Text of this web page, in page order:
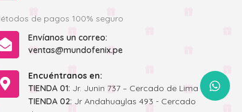
de pagos 100% seguro
Envíanos un correo:
ventas@mundofenix.pe
Encuéntranos en:
TIENDA 01: Jr. Junin 737 – Cercado de Lima
TIENDA 02: Jr Andahuaylas 493 - Cercado
WhatsApp